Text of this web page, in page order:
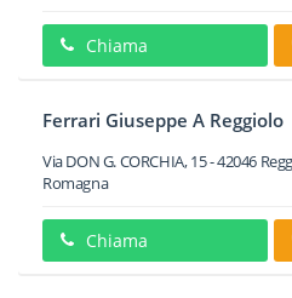
Chiama
Ferrari Giuseppe A Reggiolo
Via DON G. CORCHIA, 15-42046
Romagna
Chiama